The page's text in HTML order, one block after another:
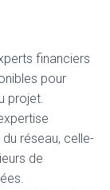
financiers
pour
projet.
réseau, celle-
de